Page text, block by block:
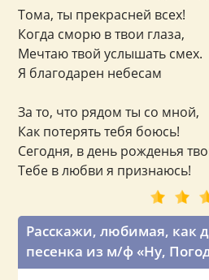
Расскажи, любимая, как
песенка из м/ф «Ну,
Тома, ты прекрасней всех!
Когда сморю в твои глаза,
Мечтаю твой услышать смех.
Я благодарен небесам
За то, что рядом ты со мной,
Как потерять тебя боюсь!
Сегодня, в день рожденья
Тебе в любви я признаюсь!